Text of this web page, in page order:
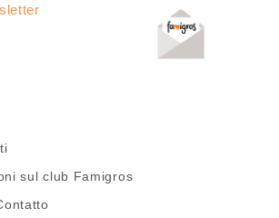
sul club Famigros